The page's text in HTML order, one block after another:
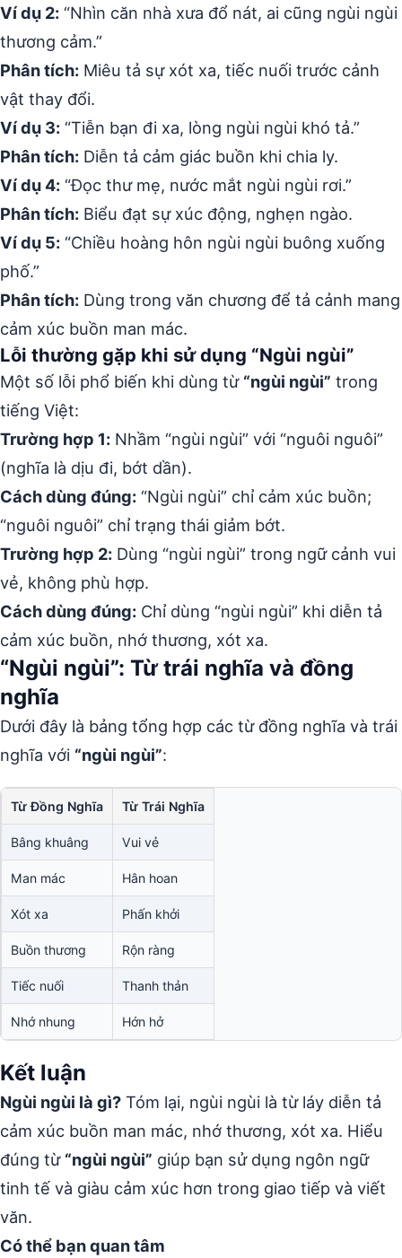
Ví dụ 2: “Nhìn căn nhà xưa đổ nát, ai cũng ngùi ngùi
thương cảm.”
Phân tích: Miêu tả sự xót xa, tiếc nuối trước cảnh
vật thay đổi.
Ví dụ 3: “Tiễn bạn đi xa, lòng ngùi ngùi khó tả.”
Phân tích: Diễn tả cảm giác buồn khi chia ly.
Ví dụ 4: “Đọc thư mẹ, nước mắt ngùi ngùi rơi.”
Phân tích: Biểu đạt sự xúc động, nghẹn ngào.
Ví dụ 5: “Chiều hoàng hôn ngùi ngùi buông xuống
phố.”
Phân tích: Dùng trong văn chương để tả cảnh mang
cảm xúc buồn man mác.
Lỗi thường gặp khi sử dụng “Ngùi ngùi”
Một số lỗi phổ biến khi dùng từ “ngùi ngùi” trong
tiếng Việt:
Trường hợp 1: Nhầm “ngùi ngùi” với “nguôi nguôi”
(nghĩa là dịu đi, bớt dần).
Cách dùng đúng: “Ngùi ngùi” chỉ cảm xúc buồn;
“nguôi nguôi” chỉ trạng thái giảm bớt.
Trường hợp 2: Dùng “ngùi ngùi” trong ngữ cảnh vui
vẻ, không phù hợp.
Cách dùng đúng: Chỉ dùng “ngùi ngùi” khi diễn tả
cảm xúc buồn, nhớ thương, xót xa.
“Ngùi ngùi”: Từ trái nghĩa và đồng
nghĩa
Dưới đây là bảng tổng hợp các từ đồng nghĩa và trái
nghĩa với “ngùi ngùi”:
Từ Đồng Nghĩa Từ Trái Nghĩa
Bâng khuâng Vui vẻ
Man mác Hân hoan
Xót xa Phấn khởi
Buồn thương Rộn ràng
Tiếc nuối Thanh thản
Nhớ nhung Hớn hở
Kết luận
Ngùi ngùi là gì? Tóm lại, ngùi ngùi là từ láy diễn tả
cảm xúc buồn man mác, nhớ thương, xót xa. Hiểu
đúng từ “ngùi ngùi” giúp bạn sử dụng ngôn ngữ
tinh tế và giàu cảm xúc hơn trong giao tiếp và viết
văn.
Có thể bạn quan tâm